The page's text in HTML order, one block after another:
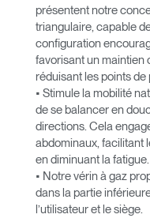
présentent notre
triangulaire, capable
configuration
favorisant un maintien
réduisant les points
• Stimule la mobilité
de se balancer en
directions. Cela
abdominaux, facilitant
en diminuant la fatigue.
• Notre vérin à gaz
dans la partie
l’utilisateur et le siège.